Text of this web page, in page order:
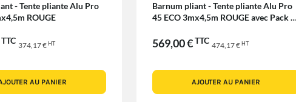
- Tente pliante Alu Pro
ROUGE
TTC
374,17 €HT
AU PANIER
Barnum pliant - Tente pliante Alu Pro
45 ECO 3mx4,5m ROUGE avec Pack 4
569,00 €TTC
474,17 €HT
AJOUTER AU PANIER